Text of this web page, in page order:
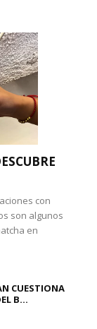
con
son algunos
en
CUESTIONA
B...